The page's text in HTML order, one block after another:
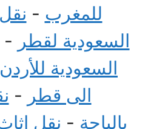
للمغرب -
السعودية لقطر -
السعودية للأردن
الى قطر -
بالباحة - نقل